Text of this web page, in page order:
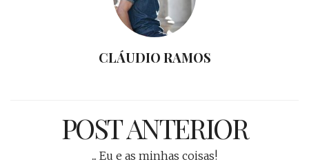
CLÁUDIO RAMOS
POST ANTERIOR
... Eu e as minhas coisas!